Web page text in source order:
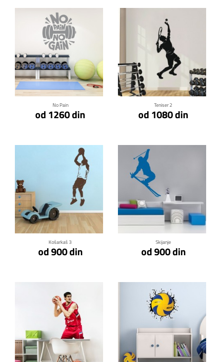
No Pain
od 1260 din
Klikni za detalje
Teniser 2
od 1080 din
Klikni za detalje
Košarkaš 3
od 900 din
Klikni za detalje
Skijanje
od 900 din
Klikni za detalje
Klikni za detalje Klikni za detalje